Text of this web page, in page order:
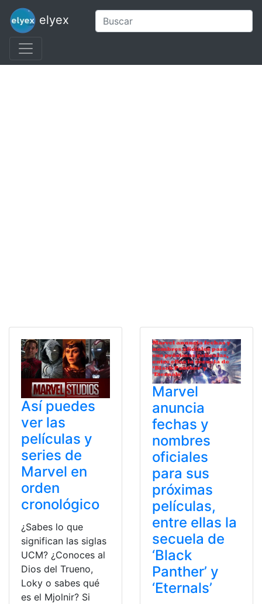
elyex
Así puedes
ver las
películas y
series de
Marvel en
orden
cronológico
¿Sabes lo que
significan las siglas
UCM? ¿Conoces al
Dios del Trueno,
Loky o sabes qué
es el Mjolnir? Si
Marvel
anuncia
fechas y
nombres
oficiales
para sus
próximas
películas,
entre ellas la
secuela de
‘Black
Panther’ y
‘Eternals’